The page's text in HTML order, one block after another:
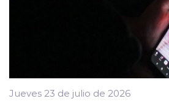
Jueves 23 de julio de 2026